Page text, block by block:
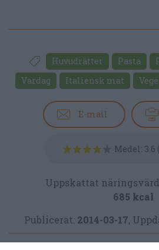
Huvudrätter Pasta
Vardag
Italiensk mat
E-mail
Medel: 3.6 (
Uppskattat
685 kcal
Publicerat: 2014-03-17,